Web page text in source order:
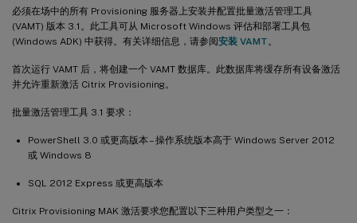
必须在场中的所有 Provisioning 服务器上安装并配置批量激活管理工具
(VAMT) 版本 3.1。此工具可从 Microsoft Windows 评估和部署工具包
(Windows ADK) 中获得。有关详细信息，请参阅安装 VAMT 。
首次运行 VAMT 后，将创建一个 VAMT 数据库。此数据库将缓存所有设备激活
并允许重新激活 Citrix Provisioning。
批量激活管理工具 3.1 要求：
PowerShell 3.0 或更高版本 – 操作系统版本高于 Windows Server 2012
或 Windows 8
SQL 2012 Express 或更高版本
Citrix Provisioning MAK 激活要求您配置以下三种用户类型之一：